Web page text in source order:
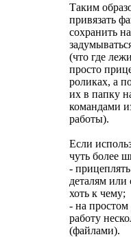
Таким
привязать
сохранить
(что где
просто
роликах, а
их в папку
командами
работы).
Если
чуть более
-
деталям или
хоть к чему;
- на простом
работу
(файлами).